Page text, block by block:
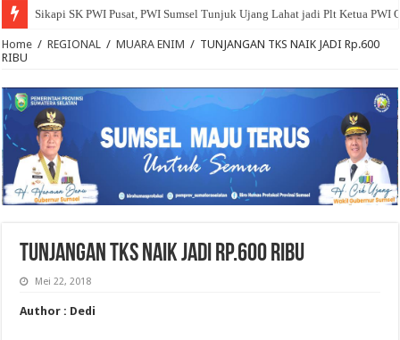
Sikapi SK PWI Pusat, PWI Sumsel Tunjuk Ujang Lahat jadi Plt Ketua PWI
Home / REGIONAL / MUARA ENIM / TUNJANGAN TKS NAIK JADI Rp.600
RIBU
TUNJANGAN TKS NAIK JADI Rp.600 RIBU
Mei 22, 2018
Author : Dedi